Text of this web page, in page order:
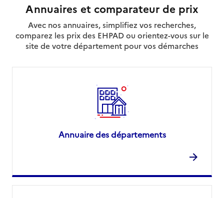
03 44 37 33 72
Contact
Rapport HAS
Mis à jour le : 23/02/2026
Service autonomie à domicile (aide)
Voir la fiche
Annuaires et comparateur de prix
Avec nos annuaires, simplifiez vos recherches,
comparez les prix des EHPAD ou orientez-vous sur le
site de votre département pour vos démarches
Annuaire des départements